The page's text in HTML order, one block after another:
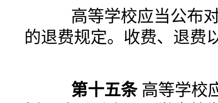
高等学校应当公布对
的退费规定。收费、退费
第十五条高等学校